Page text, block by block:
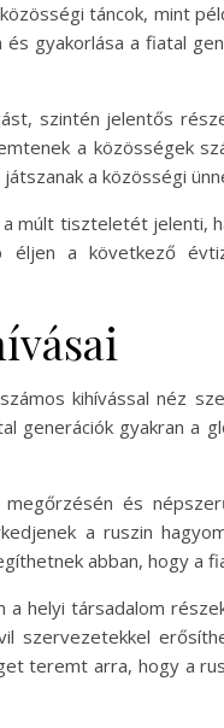
táncok, mint
gyakorlása a fiatal
szintén jelentős
a közösségek
a közösségi
múlt tiszteletét jelenti,
a következő
kihívással néz
generációk gyakran a
és
a ruszin
abban, hogy a
helyi társadalom
szervezetekkel
teremt arra, hogy a